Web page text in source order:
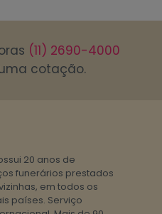
(11) 2690-4000
cotação.
20 anos de
funerários prestados
em todos os
países. Serviço